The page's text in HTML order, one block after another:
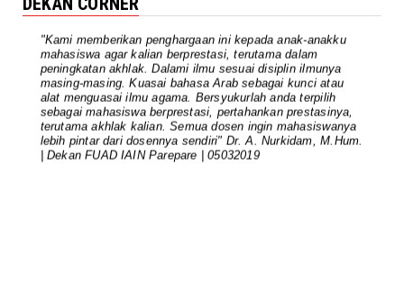
UNCATEGORIZED
Pimpinan FUAD dan Para Ketua
Rombel Berkomitmen Mengawal Per...
October 06, 2024
UNCATEGORIZED
Rapat Akademik FUAD: Dekan
"Kami memberikan penghargaan ini kepada anak-anakku
mahasiswa agar kalian berprestasi, terutama dalam
peningkatan akhlak. Dalami ilmu sesuai disiplin ilmunya
masing-masing. Kuasai bahasa Arab sebagai kunci atau
alat menguasai ilmu agama. Bersyukurlah anda terpilih
sebagai mahasiswa berprestasi, pertahankan prestasinya,
terutama akhlak kalian. Semua dosen ingin mahasiswanya
lebih pintar dari dosennya sendiri" Dr. A. Nurkidam, M.Hum.
| Dekan FUAD IAIN Parepare | 05032019